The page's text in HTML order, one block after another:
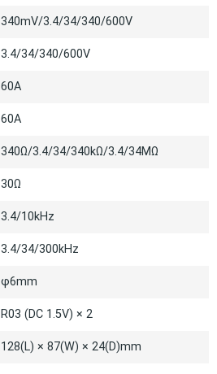
340mV/3.4/34/340/600V
3.4/34/340/600V
60A
60A
340Ω/3.4/34/340kΩ/3.4/34MΩ
30Ω
3.4/10kHz
3.4/34/300kHz
φ6mm
R03 (DC 1.5V) × 2
128(L) × 87(W) × 24(D)mm